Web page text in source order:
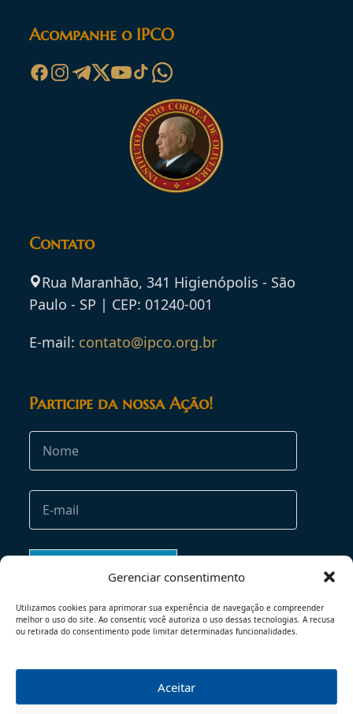
Gerenciar consentimento
Utilizamos cookies para aprimorar sua experiência de navegação e compreender
melhor o uso do site. Ao consentir, você autoriza o uso dessas tecnologias. A recusa
ou retirada do consentimento pode limitar determinadas funcionalidades.
Aceitar
Acompanhe o IPCO
Contato
Rua Maranhão, 341 Higienópolis - São
Paulo - SP | CEP: 01240-001
E-mail: contato@ipco.org.br
Participe da nossa Ação!
POLÍTICA DE PRIVACIDADE